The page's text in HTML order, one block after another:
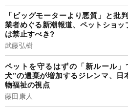
「ビッグモーターより悪質」と批
業者めぐる新潮報道、ペットショッ
は禁止すべき?
武藤弘樹
ペットを守るはずの「新ルール
犬”の遺棄が増加するジレンマ、日
物福祉の視点
藤田康人